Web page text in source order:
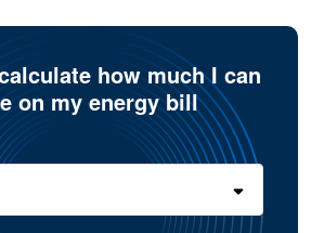
how much I can
on my energy bill